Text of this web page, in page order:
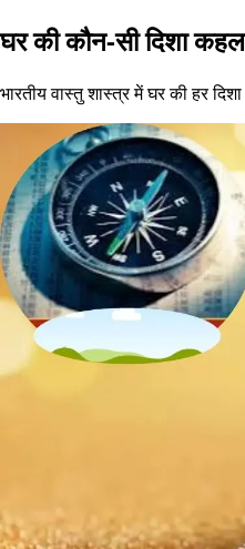
घर की कौन-सी दिशा
भारतीय वास्तु शास्त्र में घर की हर